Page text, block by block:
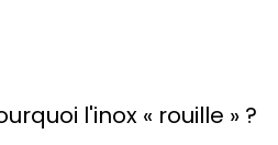
l'inox « rouille » ?